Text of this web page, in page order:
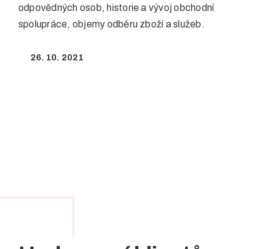
odpovědných osob, historie a vývoj obchodní
spolupráce, objemy odběru zboží a služeb.
26. 10. 2021